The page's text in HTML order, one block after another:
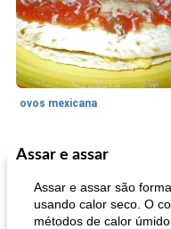
ovos mexicana
Pães De Fermento
Assar e assar
Assar e assar são
usando calor seco. O
métodos de calor